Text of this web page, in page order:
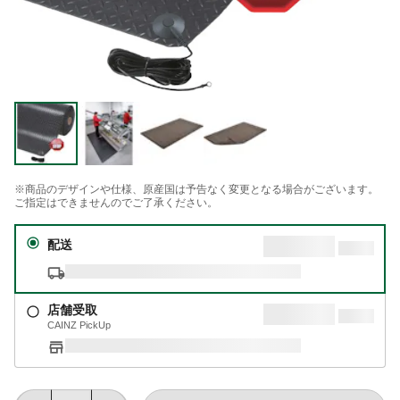
※商品のデザインや仕様、原産国は予告なく変更となる場合がございます。
ご指定はできませんのでご了承ください。
配送
店舗受取
CAINZ PickUp